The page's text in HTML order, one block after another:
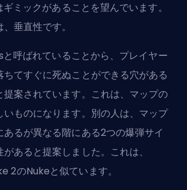
ミックがあることを望んでいます。
垂直性です。
呼ばれていることから、プレイヤー
ちてすぐに死ぬことができる穴がある
提案されています。これは、マップの
いものになります。別の人は、マップ
あるが異なる階にある2つの爆弾サイ
があると提案しました。これは、
のNukeと似ています。